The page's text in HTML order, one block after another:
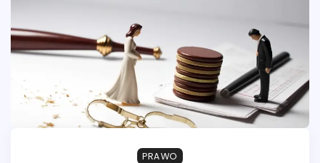
PRAWO